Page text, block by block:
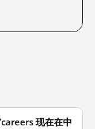
现在在中